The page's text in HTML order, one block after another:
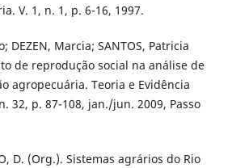
V. 1, n. 1, p. 6-16, 1997.
DEZEN, Marcia; SANTOS, Patricia
de reprodução social na análise de
agropecuária. Teoria e Evidência
32, p. 87-108, jan./jun. 2009, Passo
D. (Org.). Sistemas agrários do Rio